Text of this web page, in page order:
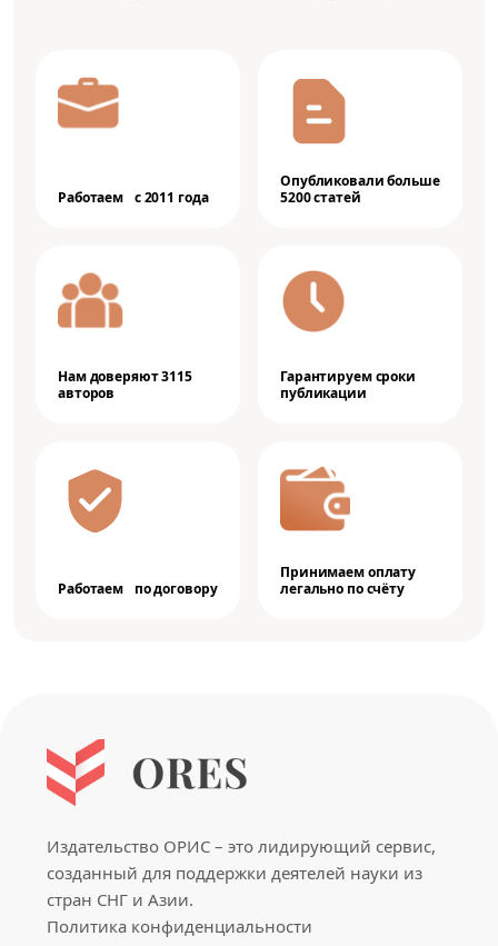
Работаем с 2011 года
Опубликовали больше
5200 статей
Нам доверяют 3115
авторов
Гарантируем сроки
публикации
Работаем по договору
Принимаем оплату
легально по счёту
Издательство ОРИС – это лидирующий сервис,
созданный для поддержки деятелей науки из
стран СНГ и Азии.
Политика конфиденциальности